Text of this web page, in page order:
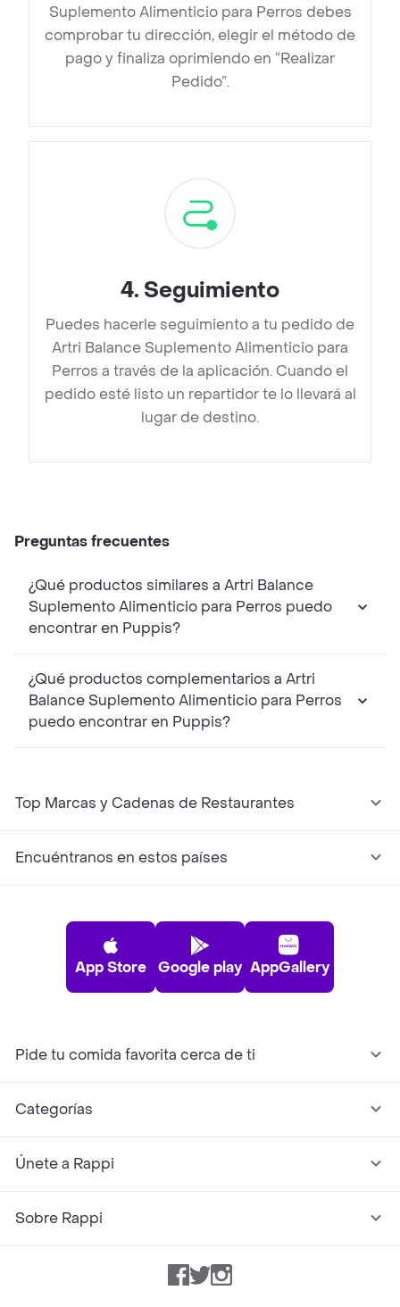
Suplemento Alimenticio para Perros debes
comprobar tu dirección, elegir el método de
pago y finaliza oprimiendo en “Realizar
Pedido”.
4. Seguimiento
Puedes hacerle seguimiento a tu pedido de
Artri Balance Suplemento Alimenticio para
Perros a través de la aplicación. Cuando el
pedido esté listo un repartidor te lo llevará al
lugar de destino.
Preguntas frecuentes
¿Qué productos similares a Artri Balance
Suplemento Alimenticio para Perros puedo
encontrar en Puppis?
¿Qué productos complementarios a Artri
Balance Suplemento Alimenticio para Perros
puedo encontrar en Puppis?
Top Marcas y Cadenas de Restaurantes
Encuéntranos en estos países
App Store Google play AppGallery
Pide tu comida favorita cerca de ti
Categorías
Únete a Rappi
Sobre Rappi
Facebook
TwitterInstagram